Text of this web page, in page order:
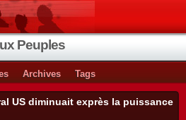
Peuples
Archives Tags
US diminuait exprès la puissance